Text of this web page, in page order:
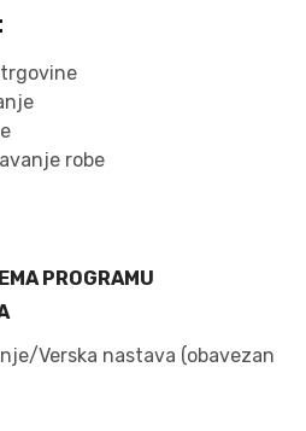
trgovine
robe
PROGRAMU
Verska nastava (obavezan